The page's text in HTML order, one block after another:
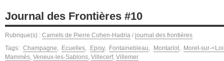
Journal des Frontières #10
Rubrique(s) : Carnets de Pierre Cohen-Hadria / journal des frontières
Tags: Champagne, Ecuelles, Episy, Fontainebleau, Montarlot, Moret-sur-
Mammès, Veneux-les-Sablons, Villecerf, Villemer